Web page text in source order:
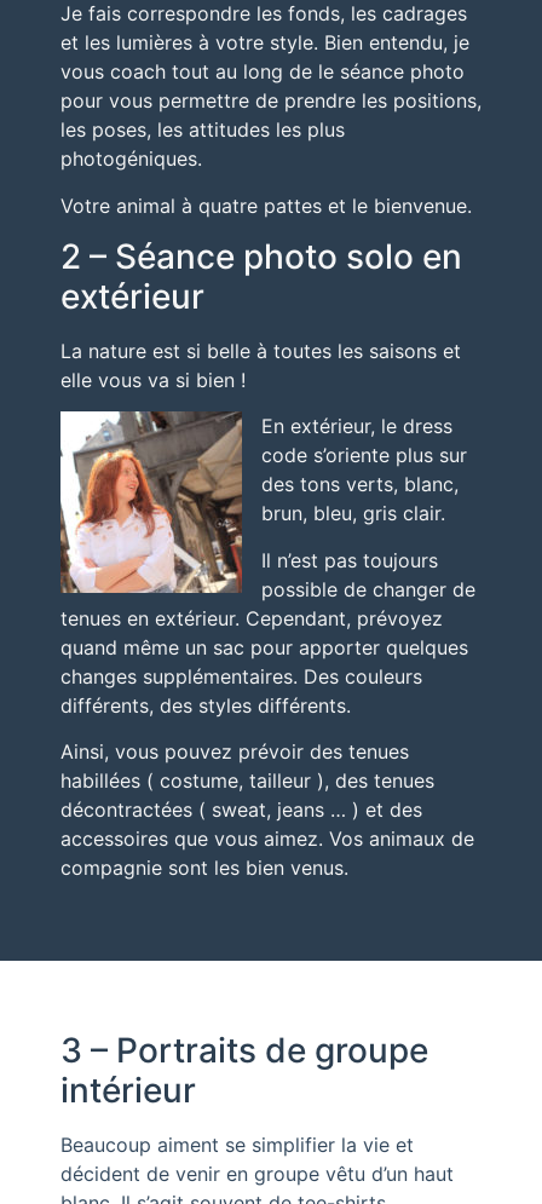
Je fais correspondre les fonds, les cadrages
et les lumières à votre style. Bien entendu, je
vous coach tout au long de le séance photo
pour vous permettre de prendre les positions,
les poses, les attitudes les plus
photogéniques.
Votre animal à quatre pattes et le bienvenue.
2 – Séance photo solo en
extérieur
La nature est si belle à toutes les saisons et
elle vous va si bien !
En extérieur, le dress
code s’oriente plus sur
des tons verts, blanc,
brun, bleu, gris clair.
Il n’est pas toujours
possible de changer de
tenues en extérieur. Cependant, prévoyez
quand même un sac pour apporter quelques
changes supplémentaires. Des couleurs
différents, des styles différents.
Ainsi, vous pouvez prévoir des tenues
habillées ( costume, tailleur ), des tenues
décontractées ( sweat, jeans … ) et des
accessoires que vous aimez. Vos animaux de
compagnie sont les bien venus.
3 – Portraits de groupe
intérieur
Beaucoup aiment se simplifier la vie et
décident de venir en groupe vêtu d’un haut